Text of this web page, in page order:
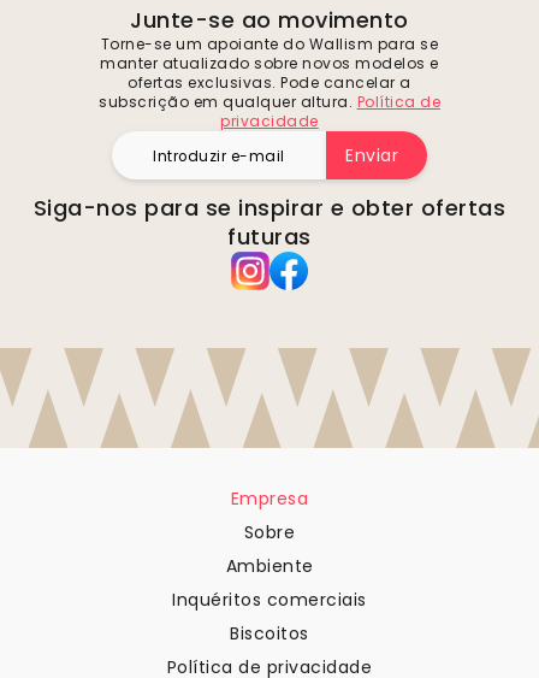
Junte-se ao movimento
Torne-se um apoiante do Wallism para se
manter atualizado sobre novos modelos e
ofertas exclusivas. Pode cancelar a
subscrição em qualquer altura. Política de
privacidade
Enviar
Siga-nos para se inspirar e obter ofertas
futuras
Empresa
Sobre
Ambiente
Inquéritos comerciais
Biscoitos
Política de privacidade